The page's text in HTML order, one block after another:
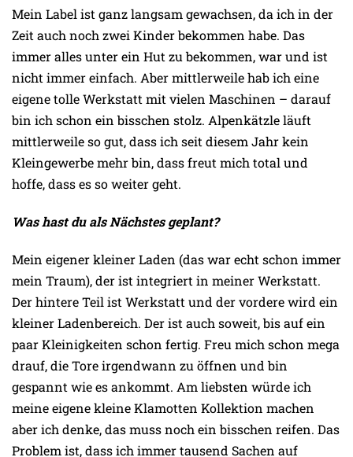
Mein Label ist ganz langsam gewachsen, da ich in der
Zeit auch noch zwei Kinder bekommen habe. Das
immer alles unter ein Hut zu bekommen, war und ist
nicht immer einfach. Aber mittlerweile hab ich eine
eigene tolle Werkstatt mit vielen Maschinen – darauf
bin ich schon ein bisschen stolz. Alpenkätzle läuft
mittlerweile so gut, dass ich seit diesem Jahr kein
Kleingewerbe mehr bin, dass freut mich total und
hoffe, dass es so weiter geht.
Was hast du als Nächstes geplant?
Mein eigener kleiner Laden (das war echt schon immer
mein Traum), der ist integriert in meiner Werkstatt.
Der hintere Teil ist Werkstatt und der vordere wird ein
kleiner Ladenbereich. Der ist auch soweit, bis auf ein
paar Kleinigkeiten schon fertig. Freu mich schon mega
drauf, die Tore irgendwann zu öffnen und bin
gespannt wie es ankommt. Am liebsten würde ich
meine eigene kleine Klamotten Kollektion machen
aber ich denke, das muss noch ein bisschen reifen. Das
Problem ist, dass ich immer tausend Sachen auf